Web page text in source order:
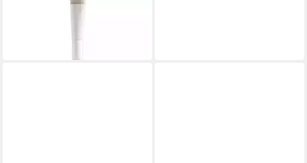
Foundationpinsel Makeup